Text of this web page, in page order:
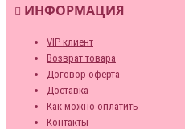
ИНФОРМАЦИЯ
VIP клиент
Возврат товара
Договор-оферта
Доставка
Как можно оплатить
Контакты